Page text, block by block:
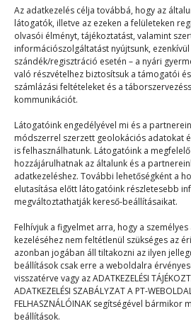
Az adatkezelés célja továbbá, hogy az
látogatók, illetve az ezeken a felületeken
olvasói élményt, tájékoztatást, valamint
információszolgáltatást nyújtsunk, ezenkívül
szándék/regisztráció esetén – a nyári
való részvételhez biztosítsuk a támogatói
számlázási feltételeket és a
kommunikációt.
Látogatóink engedélyével mi és a
módszerrel szerzett geolokációs adatokat
is felhasználhatunk. Látogatóink a
hozzájárulhatnak az általunk és a
adatkezeléshez. További lehetőségként a
elutasítása előtt látogatóink részletesebb
megváltoztathatják kereső-beállításaikat.
Felhívjuk a figyelmet arra, hogy a
kezeléséhez nem feltétlenül szükséges az
azonban jogában áll tiltakozni az ilyen
beállítások csak erre a weboldalra
visszatérve vagy az ADATKEZELÉSI
ADATKEZELÉSI SZABÁLYZAT A PT-
FELHASZNÁLÓINAK segítségével bármikor
beállítások.
Az élet forrása
Egyéb kategória
2023. 12. 05.
A talaj ásványi anyagok,
anyagok, levegő és víz
© 2023–2026
Navigáció
Főoldal
Mix